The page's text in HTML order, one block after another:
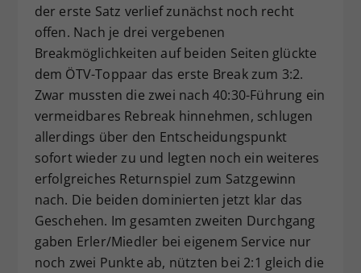
der erste Satz verlief zunächst noch recht
offen. Nach je drei vergebenen
Breakmöglichkeiten auf beiden Seiten glückte
dem ÖTV-Toppaar das erste Break zum 3:2.
Zwar mussten die zwei nach 40:30-Führung ein
vermeidbares Rebreak hinnehmen, schlugen
allerdings über den Entscheidungspunkt
sofort wieder zu und legten noch ein weiteres
erfolgreiches Returnspiel zum Satzgewinn
nach. Die beiden dominierten jetzt klar das
Geschehen. Im gesamten zweiten Durchgang
gaben Erler/Miedler bei eigenem Service nur
noch zwei Punkte ab, nützten bei 2:1 gleich die